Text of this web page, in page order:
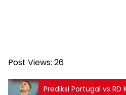
Post Views: 26
Prediksi Portugal vs RD